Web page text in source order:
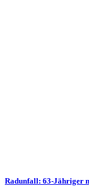
Radunfall: 63-Jähriger